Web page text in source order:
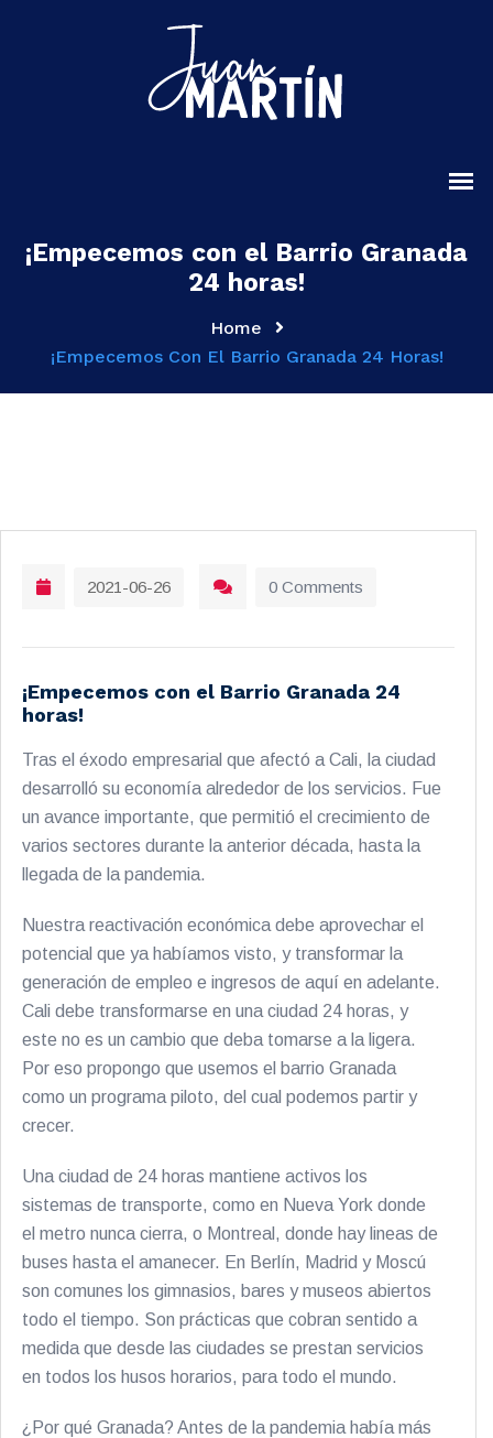
¡Empecemos con el Barrio Granada
24 horas!
Home
¡Empecemos Con El Barrio Granada 24 Horas!
2021-06-26 0 Comments
¡Empecemos con el Barrio Granada 24
horas!
Tras el éxodo empresarial que afectó a Cali, la ciudad
desarrolló su economía alrededor de los servicios. Fue
un avance importante, que permitió el crecimiento de
varios sectores durante la anterior década, hasta la
llegada de la pandemia.
Nuestra reactivación económica debe aprovechar el
potencial que ya habíamos visto, y transformar la
generación de empleo e ingresos de aquí en adelante.
Cali debe transformarse en una ciudad 24 horas, y
este no es un cambio que deba tomarse a la ligera.
Por eso propongo que usemos el barrio Granada
como un programa piloto, del cual podemos partir y
crecer.
Una ciudad de 24 horas mantiene activos los
sistemas de transporte, como en Nueva York donde
el metro nunca cierra, o Montreal, donde hay lineas de
buses hasta el amanecer. En Berlín, Madrid y Moscú
son comunes los gimnasios, bares y museos abiertos
todo el tiempo. Son prácticas que cobran sentido a
medida que desde las ciudades se prestan servicios
en todos los husos horarios, para todo el mundo.
¿Por qué Granada? Antes de la pandemia había más